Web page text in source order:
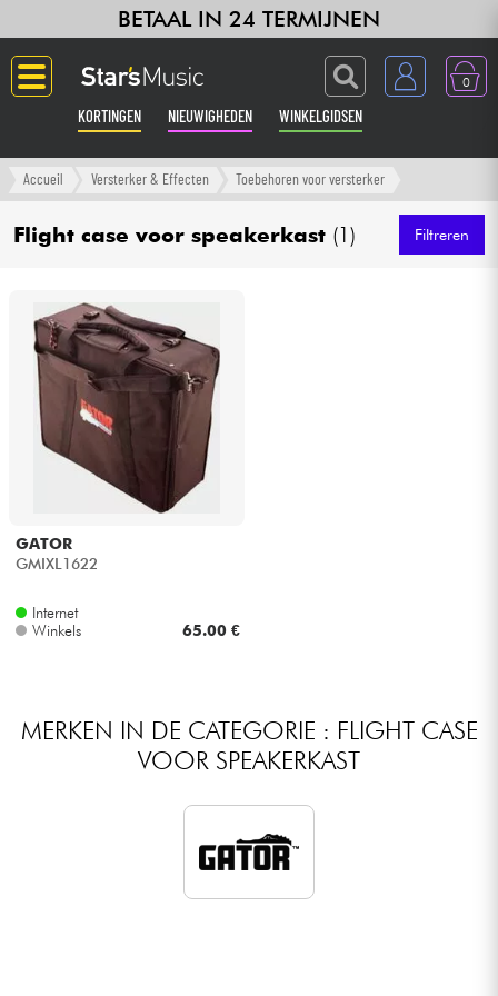
BETAAL IN 24 TERMIJNEN
0
KORTINGEN NIEUWIGHEDEN WINKELGIDSEN
Langue
Toetsenbord & Piano
Synths & samplers
Hoofdtelefoon
Drums & percussie
Accueil Versterker & Effecten Toebehoren voor versterker
Flight case voor speakerkast (1) Filtreren
GATOR
GMIXL1622
Internet
Winkels
65.00 €
MERKEN IN DE CATEGORIE : FLIGHT CASE
VOOR SPEAKERKAST